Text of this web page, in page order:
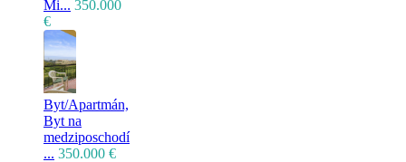
Mi... 350.000
€
Byt/Apartmán,
Byt na
medziposchodí
... 350.000 €